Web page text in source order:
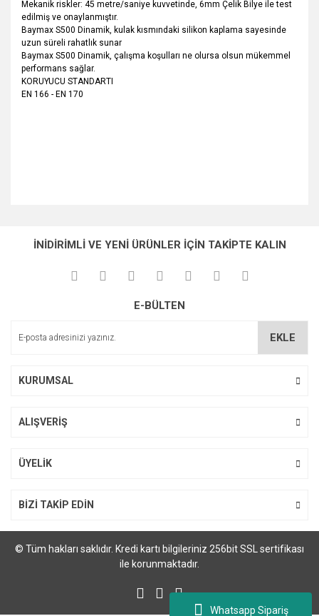
Whatsapp Sipariş
Mekanik riskler: 45 metre/saniye kuvvetinde, 6mm Çelik Bilye ile test
edilmiş ve onaylanmıştır.
Baymax S500 Dinamik, kulak kısmındaki silikon kaplama sayesinde
uzun süreli rahatlık sunar
Baymax S500 Dinamik, çalışma koşulları ne olursa olsun mükemmel
performans sağlar.
KORUYUCU STANDARTI
EN 166 - EN 170
Yorum Yaz
kullanarak tarafımıza iletebilirsiniz.
Görüş ve önerileriniz için teşekkür ederiz.
Ürün açıklamasında eksik bilgiler bulunuyor.
İNİDİRİMLİ VE YENİ ÜRÜNLER İÇİN TAKİPTE KALIN
E-BÜLTEN
EKLE
KURUMSAL
ALIŞVERİŞ
ÜYELİK
BİZİ TAKİP EDİN
© Tüm hakları saklıdır. Kredi kartı bilgileriniz 256bit SSL sertifikası
ile korunmaktadır.